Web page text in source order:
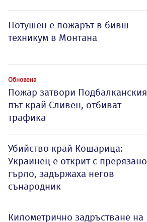
Потушен е пожарът в бивш
техникум в Монтана
Обновена
Пожар затвори Подбалканския
път край Сливен, отбиват
трафика
Убийство край Кошарица:
Украинец е открит с прерязано
гърло, задържаха негов
сънародник
Километрично задръстване на